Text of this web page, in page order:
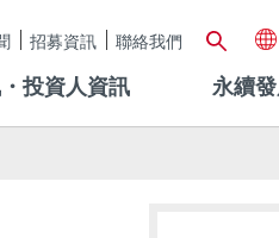
招募資訊 聯絡我們
投資人資訊 永續